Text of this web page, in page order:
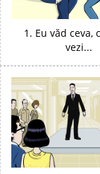
1. Eu văd ceva,
vezi...